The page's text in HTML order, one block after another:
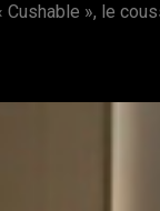
», le